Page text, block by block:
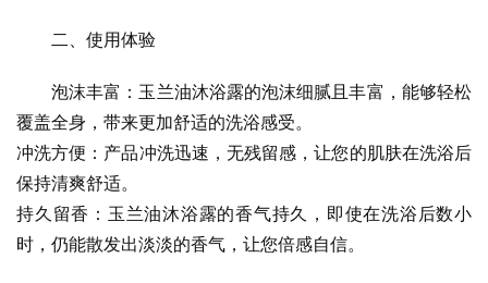
二、使用体验
泡沫丰富：玉兰油沐浴露的泡沫细腻且丰富，能够轻松
覆盖全身，带来更加舒适的洗浴感受。
冲洗方便：产品冲洗迅速，无残留感，让您的肌肤在洗浴后
保持清爽舒适。
持久留香：玉兰油沐浴露的香气持久，即使在洗浴后数小
时，仍能散发出淡淡的香气，让您倍感自信。